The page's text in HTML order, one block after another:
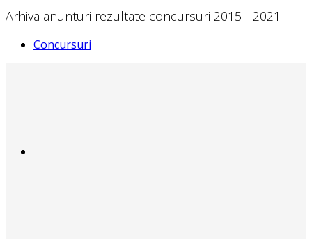
Arhiva anunturi rezultate concursuri 2015 - 2021
Concursuri